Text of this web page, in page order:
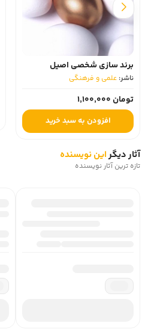
برند سازی شخصی اصیل
ناشر: علمی و فرهنگی
تومان 1,100,000
افزودن به سبد خرید
آثار دیگراین نویسنده
تازه ترین آثار نویسنده